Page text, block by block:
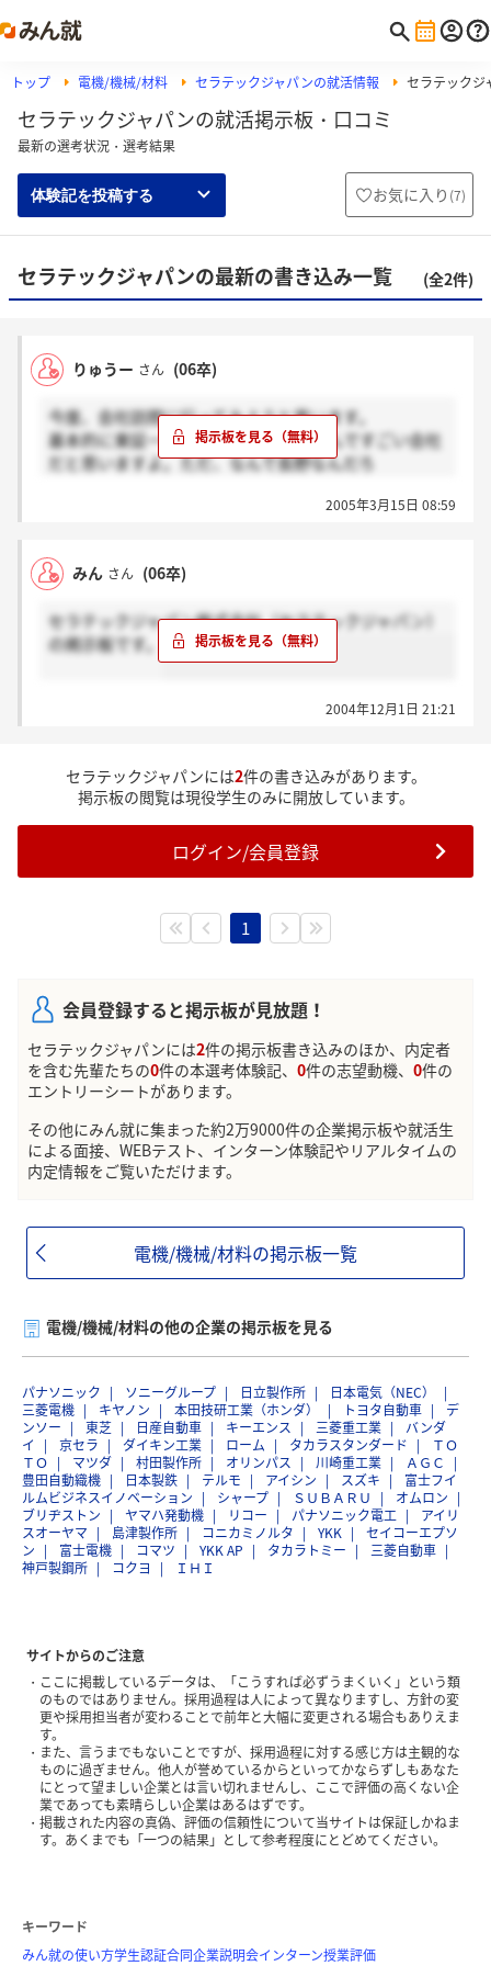
トップ 電機/機械/材料 セラテックジャパンの就活情報 セラテックジ
セラテックジャパンの就活掲示板・口コミ
最新の選考状況・選考結果
体験記を投稿する お気に入り (7)
セラテックジャパンの最新の書き込み一覧 (全2件)
りゅうー さん (06卒)
今度、会社訪問に行ってみようと思います。
基本的に東証一部並みの経営体力あるんですごい会社
だと思いますよ。ただ、なんで長野なんだろ
2005年3月15日 08:59
みん さん (06卒)
セラテックジャパン株式会社（セラテックジャパン）
の掲示板です。
2004年12月1日 21:21
セラテックジャパンには2件の書き込みがあります。
掲示板の閲覧は現役学生のみに開放しています。
ログイン/会員登録
1
会員登録すると掲示板が見放題！
セラテックジャパンには2件の掲示板書き込みのほか、内定者
を含む先輩たちの0件の本選考体験記、 0件の志望動機、 0件の
エントリーシートがあります。
その他にみん就に集まった約2万9000件の企業掲示板や就活生
による面接、WEBテスト、インターン体験記やリアルタイムの
内定情報をご覧いただけます。
電機/機械/材料の掲示板一覧
電機/機械/材料の他の企業の掲示板を見る
パナソニック ソニーグループ 日立製作所
日本電気（NEC）
三菱電機
キヤノン 本田技研工業（ホンダ） トヨタ自動車
デ
ンソー
東芝 日産自動車 キーエンス 三菱重工業
バンダ
イ
京セラ ダイキン工業 ローム タカラスタンダード
ＴＯ
ＴＯ
マツダ 村田製作所 オリンパス 川崎重工業
ＡＧＣ
豊田自動織機
日本製鉄 テルモ アイシン スズキ
富士フイ
ルムビジネスイノベーション
シャープ ＳＵＢＡＲＵ
オムロン
ブリヂストン
ヤマハ発動機 リコー パナソニック電工
アイリ
スオーヤマ
島津製作所 コニカミノルタ YKK
セイコーエプソ
ン
富士電機 コマツ YKK AP タカラトミー
三菱自動車
神戸製鋼所
コクヨ ＩＨＩ
サイトからのご注意
ここに掲載しているデータは、「こうすれば必ずうまくいく」という類
のものではありません。採用過程は人によって異なりますし、方針の変
更や採用担当者が変わることで前年と大幅に変更される場合もありえま
す。
また、言うまでもないことですが、採用過程に対する感じ方は主観的な
ものに過ぎません。他人が誉めているからといってかならずしもあなた
にとって望ましい企業とは言い切れませんし、ここで評価の高くない企
業であっても素晴らしい企業はあるはずです。
掲載された内容の真偽、評価の信頼性について当サイトは保証しかねま
す。あくまでも「一つの結果」として参考程度にとどめてください。
キーワード
みん就の使い方学生認証合同企業説明会インターン授業評価